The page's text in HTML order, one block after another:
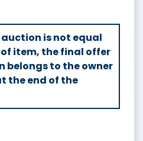
is not equal
item, the final offer
belongs to the owner
the end of the